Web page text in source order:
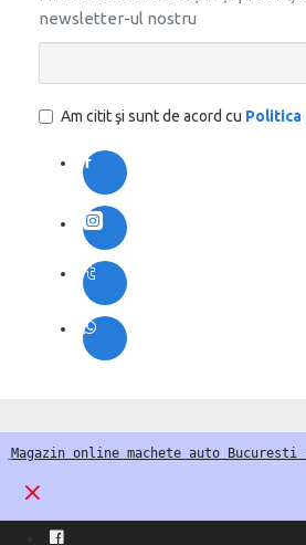
newsletter-ul nostru
Am citit şi sunt de acord cu
Magazin online machete auto Bucuresti